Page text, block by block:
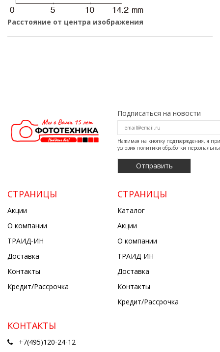
Расстояние от центра изображения
Подписаться на новости
Нажимая на кнопку подтверждения, я
условия политики обработки
СТРАНИЦЫ
Акции
О компании
ТРАИД-ИН
Доставка
Контакты
Кредит/Рассрочка
СТРАНИЦЫ
Каталог
Акции
О компании
ТРАИД-ИН
Доставка
Контакты
Кредит/Рассрочка
КОНТАКТЫ
+7(495)120-24-12